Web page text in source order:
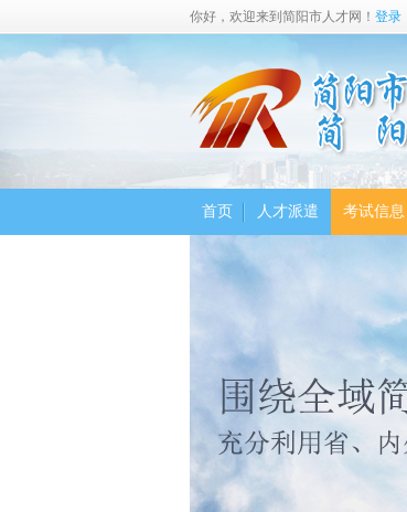
你好，欢迎来到简阳市人才网！ 登录
首页 人才派遣 考试信息